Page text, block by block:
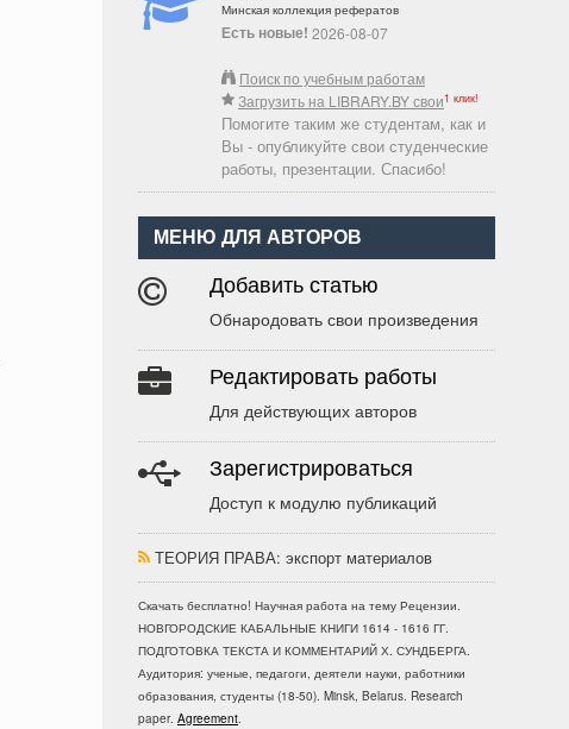
Минская коллекция рефератов
Есть новые! 2026-08-07
Поиск по учебным работам
Загрузить на LIBRARY.BY свои1 клик!
Помогите таким же студентам, как и
Вы - опубликуйте свои студенческие
работы, презентации. Спасибо!
МЕНЮ ДЛЯ АВТОРОВ
Добавить статью
Обнародовать свои произведения
Редактировать работы
Для действующих авторов
Зарегистрироваться
Доступ к модулю публикаций
ТЕОРИЯ ПРАВА: экспорт материалов
Скачать бесплатно! Научная работа на тему Рецензии.
НОВГОРОДСКИЕ КАБАЛЬНЫЕ КНИГИ 1614 - 1616 ГГ.
ПОДГОТОВКА ТЕКСТА И КОММЕНТАРИЙ Х. СУНДБЕРГА.
Аудитория: ученые, педагоги, деятели науки, работники
образования, студенты (18-50). Minsk, Belarus. Research
paper. Agreement.